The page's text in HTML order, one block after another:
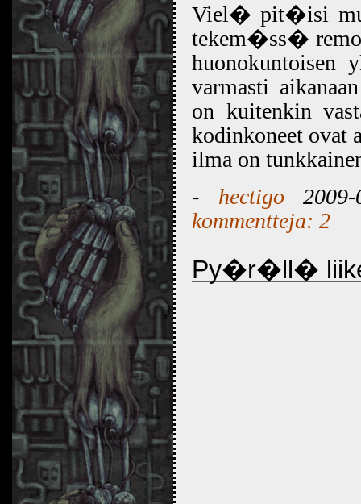
Viel� pit�isi
tekem�ss�
huonokuntoisen
varmasti
on kuitenkin
kodinkoneet
ilma on
- hectigo2009-
kommentteja: 2
Py�r�ll�